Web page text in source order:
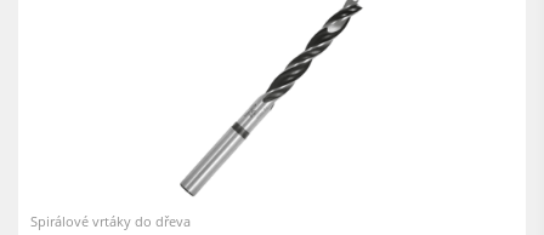
Kartáčovací stroje a kartáčové brusky
Kolíkovačky a dlabačky
Velkoplošné pily
Briketovací lisy
Spirálové vrtáky do dřeva